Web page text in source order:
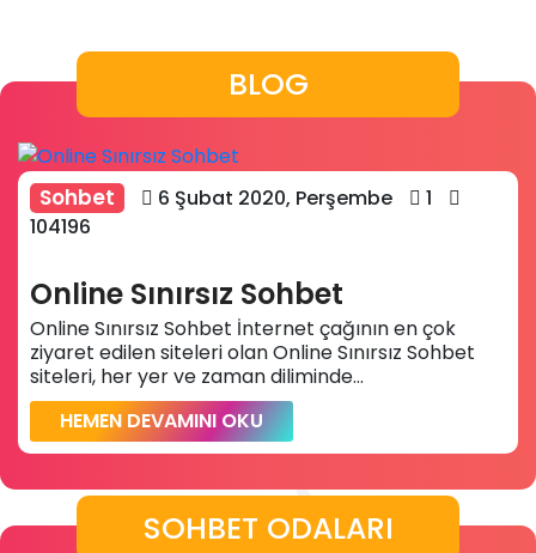
BLOG
Sohbet 6 Şubat 2020, Perşembe
1
104196
Online Sınırsız Sohbet
Online Sınırsız Sohbet İnternet çağının en çok
ziyaret edilen siteleri olan Online Sınırsız Sohbet
siteleri, her yer ve zaman diliminde...
HEMEN DEVAMINI OKU
SOHBET ODALARI